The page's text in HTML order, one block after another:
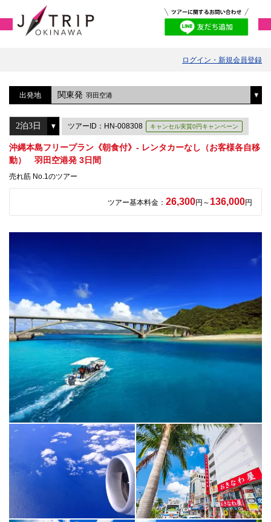
ログイン・新規会員登録
出発地 関東発 羽田空港
ツアーID：HN-008308 キャンセル実質0円キャンペーン
沖縄本島フリープラン《朝食付》- レンタカーなし（お客様各自移
動） 羽田空港発 3日間
売れ筋 No.1のツアー
ツアー基本料金： 26,300円～ 136,000円